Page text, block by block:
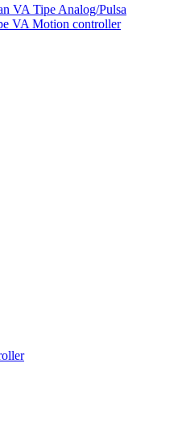
VA Tipe Analog/Pulsa
VA Motion controller